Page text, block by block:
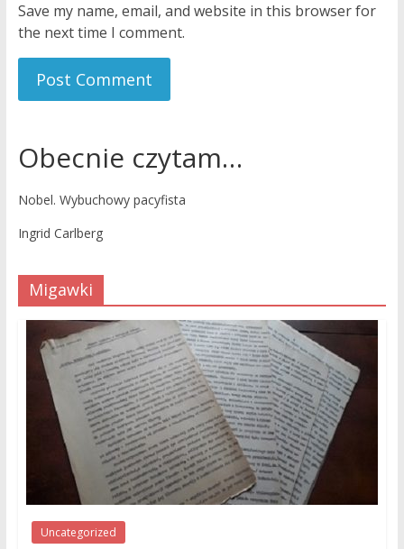
Save my name, email, and website in this browser for
the next time I comment.
Obecnie czytam…
Nobel. Wybuchowy pacyfista
Ingrid Carlberg
Migawki
Uncategorized